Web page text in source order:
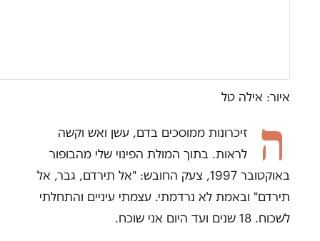
איור: אילה טל
ה
זיכרונות ממוסכים בדם, עשן ואש וקשה
לראות. בתוך המולת הפינוי שלי מהבופור
באוקטובר 1997, צעק החובש: "אל תירדם, גבר, אל
תירדם" ובאמת לא נרדמתי. עצמתי עיניים והתחלתי
לשכוח. 18 שנים ועד היום אני שוכח.